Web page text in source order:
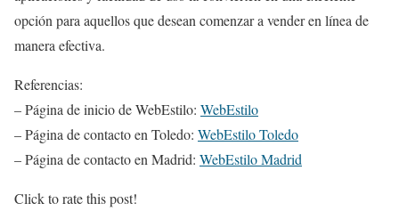
opción para aquellos que desean comenzar a vender en línea de
manera efectiva.
Referencias:
– Página de inicio de WebEstilo: WebEstilo
– Página de contacto en Toledo: WebEstilo Toledo
– Página de contacto en Madrid: WebEstilo Madrid
Click to rate this post!